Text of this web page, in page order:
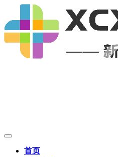
首页